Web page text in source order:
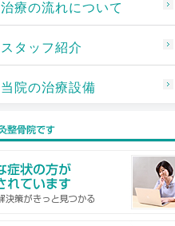
治療の流れについて
スタッフ紹介
当院の治療設備